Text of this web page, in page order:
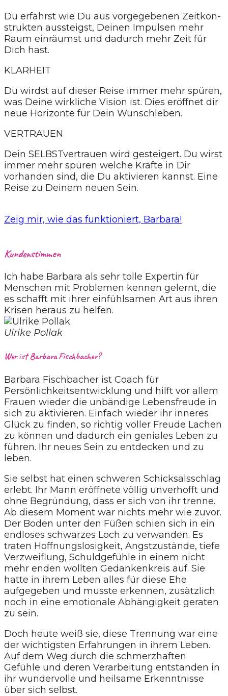
Du erfährst wie Du aus vorgegebenen Zeitkon-
strukten aussteigst, Deinen Impulsen mehr
Raum einräumst und dadurch mehr Zeit für
Dich hast.
KLARHEIT
Du wirdst auf dieser Reise immer mehr spüren,
was Deine wirkliche Vision ist. Dies eröffnet dir
neue Horizonte für Dein Wunschleben.
VERTRAUEN
Dein SELBSTvertrauen wird gesteigert. Du wirst
immer mehr spüren welche Kräfte in Dir
vorhanden sind, die Du aktivieren kannst. Eine
Reise zu Deinem neuen Sein.
Zeig mir, wie das funktioniert, Barbara!
Kundenstimmen
Ich habe Barbara als sehr tolle Expertin für
Menschen mit Problemen kennen gelernt, die
es schafft mit ihrer einfühlsamen Art aus ihren
Krisen heraus zu helfen.
Ulrike Pollak
Wer ist Barbara Fischbacher?
Barbara Fischbacher ist Coach für
Persönlichkeitsentwicklung und hilft vor allem
Frauen wieder die unbändige Lebensfreude in
sich zu aktivieren. Einfach wieder ihr inneres
Glück zu finden, so richtig voller Freude Lachen
zu können und dadurch ein geniales Leben zu
führen. Ihr neues Sein zu entdecken und zu
leben.
Sie selbst hat einen schweren Schicksalsschlag
erlebt. Ihr Mann eröffnete völlig unverhofft und
ohne Begründung, dass er sich von ihr trenne.
Ab diesem Moment war nichts mehr wie zuvor.
Der Boden unter den Füßen schien sich in ein
endloses schwarzes Loch zu verwanden. Es
traten Hoffnungslosigkeit, Angstzustände, tiefe
Verzweiflung, Schuldgefühle in einem nicht
mehr enden wollten Gedankenkreis auf. Sie
hatte in ihrem Leben alles für diese Ehe
aufgegeben und musste erkennen, zusätzlich
noch in eine emotionale Abhängigkeit geraten
zu sein.
Doch heute weiß sie, diese Trennung war eine
der wichtigsten Erfahrungen in ihrem Leben.
Auf dem Weg durch die schmerzhaften
Gefühle und deren Verarbeitung entstanden in
ihr wundervolle und heilsame Erkenntnisse
über sich selbst.